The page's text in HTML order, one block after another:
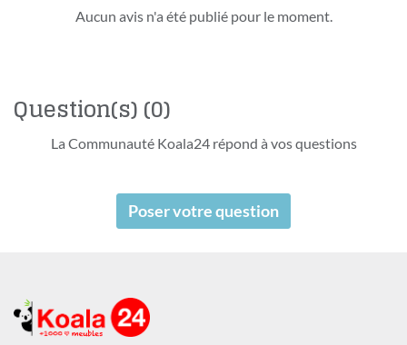
Aucun avis n'a été publié pour le moment.
Question(s)(0)
La Communauté Koala24 répond à vos questions
Poser votre question